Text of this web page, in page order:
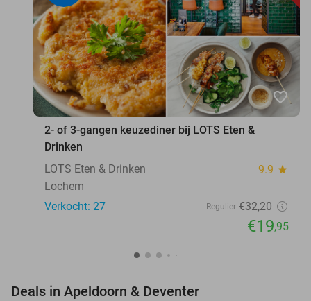
favorite_border
2- of 3-gangen keuzediner bij LOTS Eten &
Drinken
LOTS Eten & Drinken
9.9 star
Lochem
Verkocht: 27
Regulier €32,20
€19,95
Deals in Apeldoorn & Deventer